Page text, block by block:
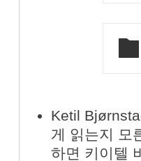
Ketil
게 읽는지 모
하면 키이텔